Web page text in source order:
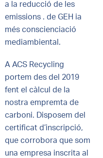
a la reducció de les
emissions . de GEH ia
més conscienciació
mediambiental.
A ACS Recycling
portem des del 2019
fent el càlcul de la
nostra empremta de
carboni. Disposem del
certificat d’inscripció,
que corrobora que som
una empresa inscrita al